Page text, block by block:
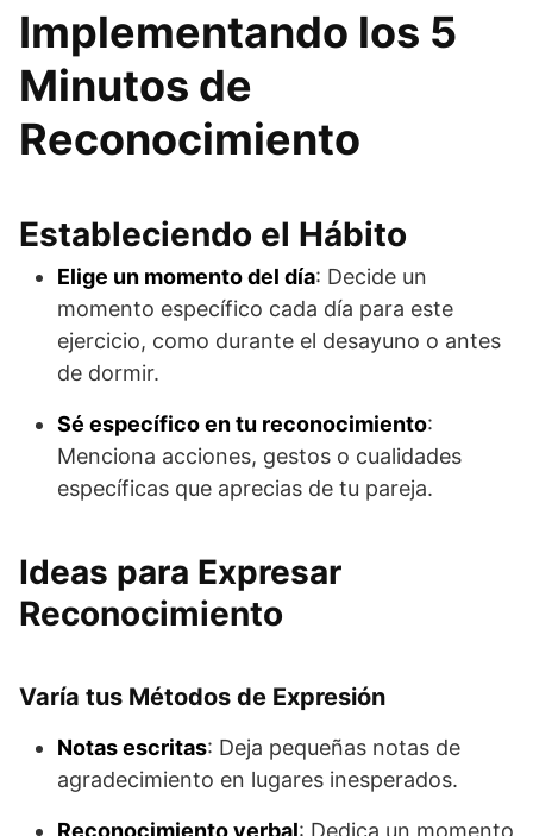
Implementando los 5
Minutos de
Reconocimiento
Estableciendo el Hábito
Elige un momento del día: Decide un
momento específico cada día para este
ejercicio, como durante el desayuno o antes
de dormir.
Sé específico en tu reconocimiento:
Menciona acciones, gestos o cualidades
específicas que aprecias de tu pareja.
Ideas para Expresar
Reconocimiento
Varía tus Métodos de Expresión
Notas escritas: Deja pequeñas notas de
agradecimiento en lugares inesperados.
Reconocimiento verbal: Dedica un momento